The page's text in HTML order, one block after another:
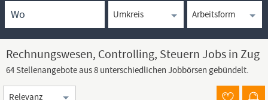
Rechnungswesen, Controlling, Steuern Jobs in Zug
64 Stellenangebote aus 8 unterschiedlichen Jobbörsen gebündelt.
Sortierung